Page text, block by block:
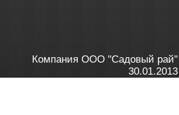
Компания ООО "Садовый рай"